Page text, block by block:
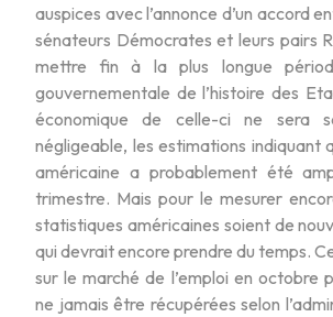
auspices avec l’annonce d’un accord
sénateurs Démocrates et leurs pairs
mettre fin à la plus longue
gouvernementale de l’histoire des
économique de celle-ci ne sera
négligeable, les estimations indiquant
américaine a probablement été
trimestre. Mais pour le mesurer
statistiques américaines soient de
qui devrait encore prendre du temps.
sur le marché de l’emploi en octobre
ne jamais être récupérées selon